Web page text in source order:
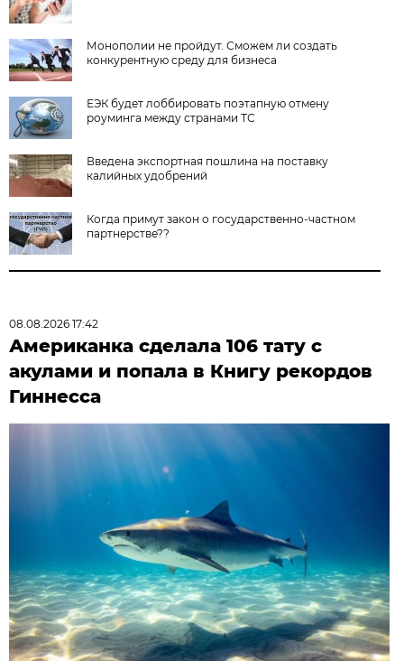
Монополии не пройдут. Сможем ли создать
конкурентную среду для бизнеса
ЕЭК будет лоббировать поэтапную отмену
роуминга между странами ТС
Введена экспортная пошлина на поставку
калийных удобрений
Когда примут закон о государственно-частном
партнерстве??
08.08.2026 17:42
Американка сделала 106 тату с
акулами и попала в Книгу рекордов
Гиннесса